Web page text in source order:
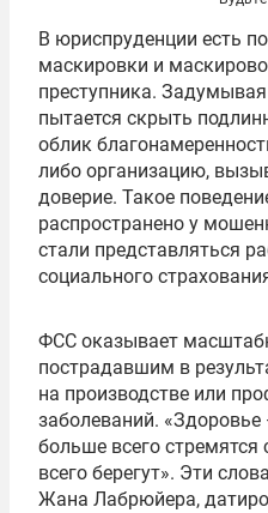
В юриспруденции есть
маскировки и
преступника. Задумывая
пытается скрыть
облик
либо организацию,
доверие. Такое
распространено у
стали представляться
социального
ФСС оказывает
пострадавшим в
на производстве или
заболеваний.
больше всего
всего берегут». Эти
Жана Лабрюйера,